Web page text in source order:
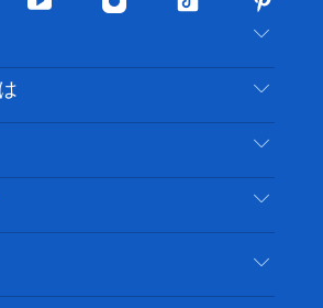
ユ
チ
ー
イ
ス
グ
ム
テ
ッ
ト
ク
ピ
ン
タ
レ
ス
ト
通知
ニー
る